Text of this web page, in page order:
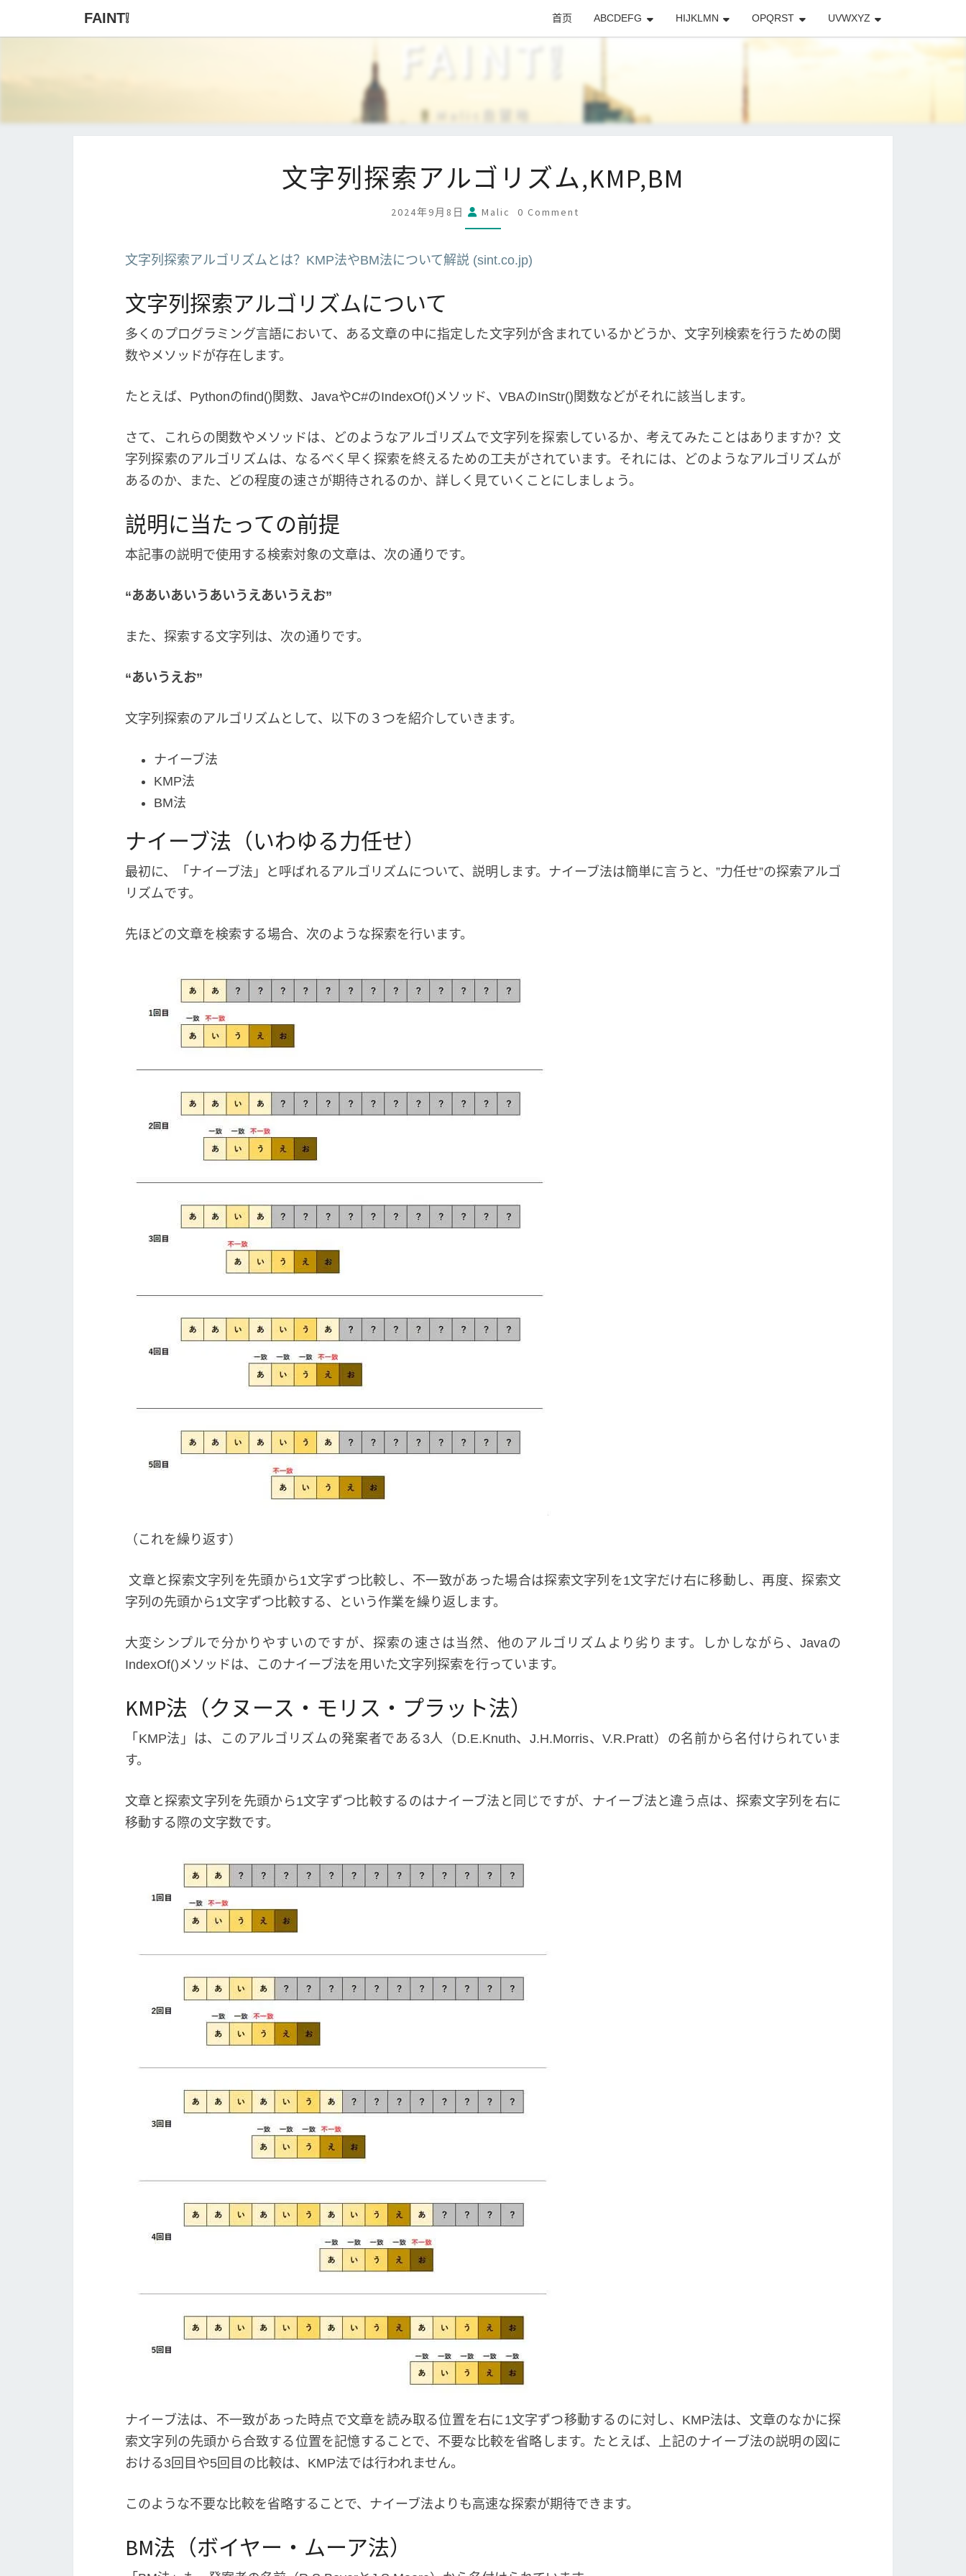
FAINT❕ 首页 ABCDEFG HIJKLMN OPQRST UVWXYZ
FAINT❕
Malic自留地
ア
リ
文字列探索アルゴリズム,KMP,BM
2024年9月8日 Malic Comments
0 Comment
文字列探索アルゴリズムとは？KMP法やBM法について解説 (sint.co.jp)
文字列探索アルゴリズムについて
多くのプログラミング言語において、ある文章の中に指定した文字列が含まれているかどうか、文字列検索を行うための関
数やメソッドが存在します。
たとえば、Pythonのfind()関数、JavaやC#のIndexOf()メソッド、VBAのInStr()関数などがそれに該当します。
さて、これらの関数やメソッドは、どのようなアルゴリズムで文字列を探索しているか、考えてみたことはありますか？文
字列探索のアルゴリズムは、なるべく早く探索を終えるための工夫がされています。それには、どのようなアルゴリズムが
あるのか、また、どの程度の速さが期待されるのか、詳しく見ていくことにしましょう。
説明に当たっての前提
本記事の説明で使用する検索対象の文章は、次の通りです。
“ああいあいうあいうえあいうえお”
また、探索する文字列は、次の通りです。
“あいうえお”
文字列探索のアルゴリズムとして、以下の３つを紹介していきます。
ナイーブ法
KMP法
BM法
ナイーブ法（いわゆる力任せ）
最初に、「ナイーブ法」と呼ばれるアルゴリズムについて、説明します。ナイーブ法は簡単に言うと、”力任せ”の探索アルゴ
リズムです。
先ほどの文章を検索する場合、次のような探索を行います。
（これを繰り返す）
文章と探索文字列を先頭から1文字ずつ比較し、不一致があった場合は探索文字列を1文字だけ右に移動し、再度、探索文
字列の先頭から1文字ずつ比較する、という作業を繰り返します。
大変シンプルで分かりやすいのですが、探索の速さは当然、他のアルゴリズムより劣ります。しかしながら、Javaの
IndexOf()メソッドは、このナイーブ法を用いた文字列探索を行っています。
KMP法（クヌース・モリス・プラット法）
「KMP法」は、このアルゴリズムの発案者である3人（D.E.Knuth、J.H.Morris、V.R.Pratt）の名前から名付けられていま
す。
文章と探索文字列を先頭から1文字ずつ比較するのはナイーブ法と同じですが、ナイーブ法と違う点は、探索文字列を右に
移動する際の文字数です。
ナイーブ法は、不一致があった時点で文章を読み取る位置を右に1文字ずつ移動するのに対し、KMP法は、文章のなかに探
索文字列の先頭から合致する位置を記憶することで、不要な比較を省略します。たとえば、上記のナイーブ法の説明の図に
おける3回目や5回目の比較は、KMP法では行われません。
このような不要な比較を省略することで、ナイーブ法よりも高速な探索が期待できます。
BM法（ボイヤー・ムーア法）